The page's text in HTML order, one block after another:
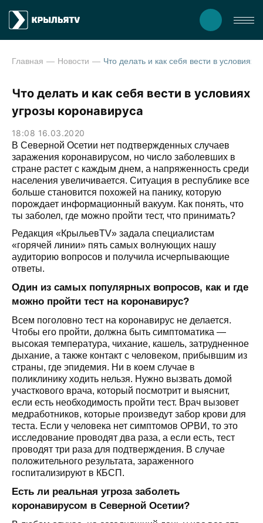
Главная Новости
Что делать и как себя вести в условиях
угрозы коронавируса
18:08 16.03.2020
В Северной Осетии нет подтвержденных случаев
заражения коронавирусом, но число заболевших в
стране растет с каждым днем, а напряженность среди
населения увеличивается. Ситуация в республике все
больше становится похожей на панику, которую
порождает информационный вакуум. Как понять, что
ты заболел, где можно пройти тест, что принимать?
Редакция «КрыльевTV» задала специалистам
«горячей линии» пять самых волнующих нашу
аудиторию вопросов и получила исчерпывающие
ответы.
Один из самых популярных вопросов, как и где
можно пройти тест на коронавирус?
Всем поголовно тест на коронавирус не делается.
Чтобы его пройти, должна быть симптоматика —
высокая температура, чихание, кашель, затрудненное
дыхание, а также контакт с человеком, прибывшим из
страны, где эпидемия. Ни в коем случае в
поликлинику ходить нельзя. Нужно вызвать домой
участкового врача, который посмотрит и выяснит,
если есть необходимость пройти тест. Врач вызовет
медработников, которые произведут забор крови для
теста. Если у человека нет симптомов ОРВИ, то это
исследование проводят два раза, а если есть, тест
проводят три раза для подтверждения. В случае
положительного результата, зараженного
госпитализируют в КБСП.
Есть ли реальная угроза заболеть
коронавирусом в Северной Осетии?